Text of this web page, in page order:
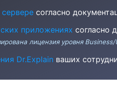
согласно
приложениях согласно
лицензия уровня
Dr.Explain ваших